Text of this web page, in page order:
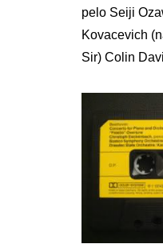
pelo Seiji
Kovacevich
Sir) Colin